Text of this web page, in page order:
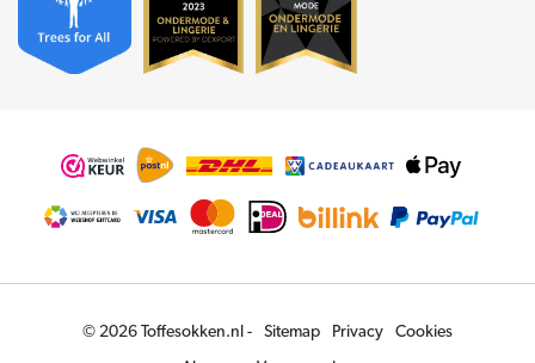
© 2026 Toffesokken.nl - Sitemap Privacy Cookies